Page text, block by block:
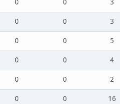
0 0
3
0 0
3
0 0
5
0 0
4
0 0
2
0 0
16